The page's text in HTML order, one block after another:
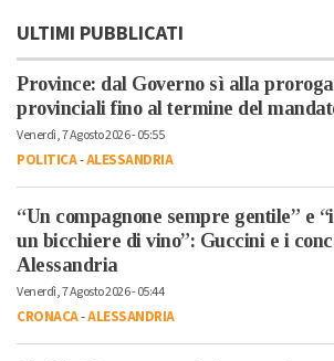
ULTIMI PUBBLICATI
Province: dal Governo sì alla
provinciali fino al termine del
Venerdì, 7 Agosto 2026 - 05:55
POLITICA-ALESSANDRIA
“Un compagnone sempre gentile” e
un bicchiere di vino”: Guccini e i
Alessandria
Venerdì, 7 Agosto 2026 - 05:44
CRONACA-ALESSANDRIA